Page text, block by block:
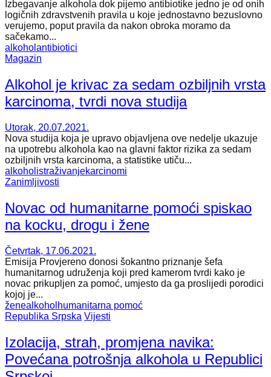
Izbegavanje alkohola dok pijemo antibiotike jedno je od onih
logičnih zdravstvenih pravila u koje jednostavno bezuslovno
verujemo, poput pravila da nakon obroka moramo da
sačekamo...
alkohol antibiotici
Magazin
Alkohol je krivac za sedam ozbiljnih vrsta
karcinoma, tvrdi nova studija
Utorak, 20.07.2021.
Nova studija koja je upravo objavljena ove nedelje ukazuje
na upotrebu alkohola kao na glavni faktor rizika za sedam
ozbiljnih vrsta karcinoma, a statistike utiču...
alkohol istraživanjekarcinomi
Zanimljivosti
Novac od humanitarne pomoći spiskao
na kocku, drogu i žene
Četvrtak, 17.06.2021.
Emisija Provjereno donosi šokantno priznanje šefa
humanitarnog udruženja koji pred kamerom tvrdi kako je
novac prikupljen za pomoć, umjesto da ga proslijedi porodici
kojoj je...
ženealkohol humanitarna pomoć
Republika Srpska Vijesti
Izolacija, strah, promjena navika:
Povećana potrošnja alkohola u Republici